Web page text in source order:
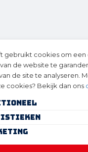
© 2026 KPS Delft
algemene voorwaarden
gebruikt cookies om
de website te
de site te analyseren.
cookies? Bekijk dan ons